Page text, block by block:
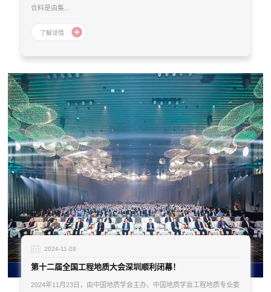
合料是由集...
2024-11-29
第十二届全国工程地质大会深圳顺利闭幕！
2024年11月23日，由中国地质学会主办、中国地质学会工程地质专业委